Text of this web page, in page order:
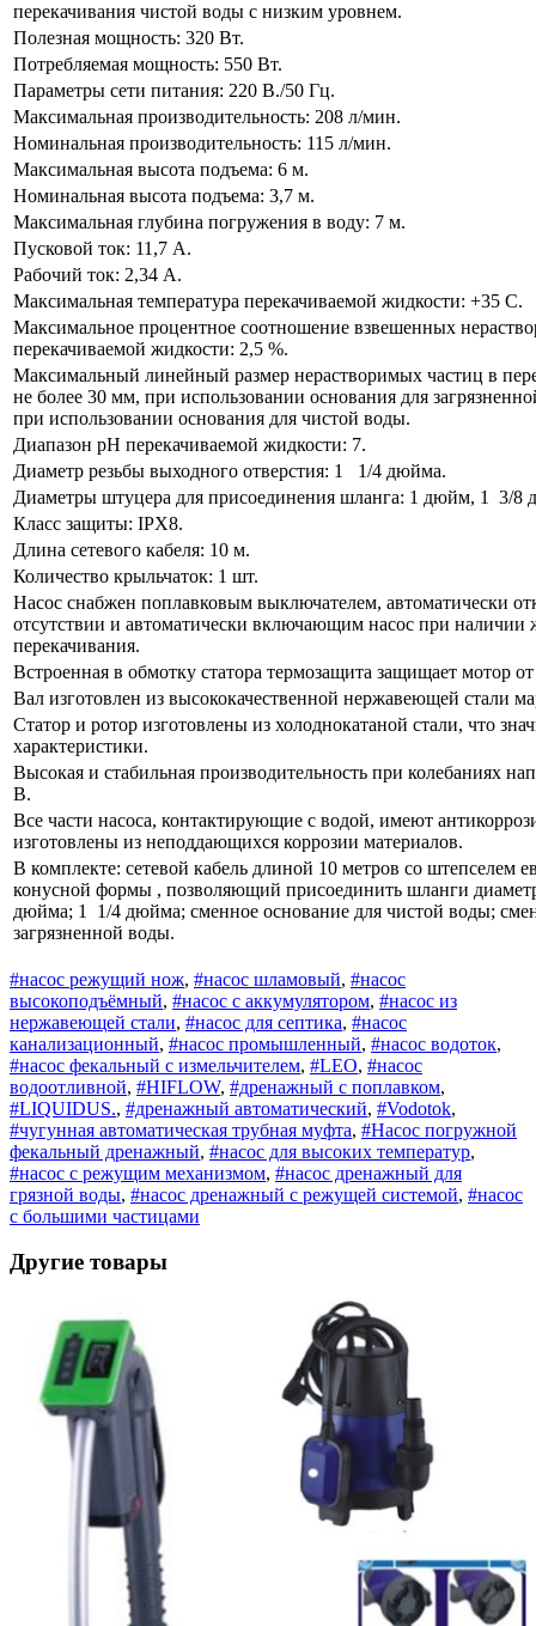
перекачивания чистой воды с низким уровнем.
Полезная мощность: 320 Вт.
Потребляемая мощность: 550 Вт.
Параметры сети питания: 220 В./50 Гц.
Максимальная производительность: 208 л/мин.
Номинальная производительность: 115 л/мин.
Максимальная высота подъема: 6 м.
Номинальная высота подъема: 3,7 м.
Максимальная глубина погружения в воду: 7 м.
Пусковой ток: 11,7 А.
Рабочий ток: 2,34 А.
Максимальная температура перекачиваемой жидкости: +35 С.
Максимальное процентное соотношение взвешенных
перекачиваемой жидкости: 2,5 %.
Максимальный линейный размер нерастворимых частиц в
не более 30 мм, при использовании основания для
при использовании основания для чистой воды.
Диапазон рН перекачиваемой жидкости: 7.
Диаметр резьбы выходного отверстия: 1 1/4 дюйма.
Диаметры штуцера для присоединения шланга: 1 дюйм, 1 3/
Класс защиты: IPХ8.
Длина сетевого кабеля: 10 м.
Количество крыльчаток: 1 шт.
Насос снабжен поплавковым выключателем, автоматически
отсутствии и автоматически включающим насос при наличии
перекачивания.
Встроенная в обмотку статора термозащита защищает мотор от
Вал изготовлен из высококачественной нержавеющей стали
Статор и ротор изготовлены из холоднокатаной стали, что
характеристики.
Высокая и стабильная производительность при колебаниях
В.
Все части насоса, контактирующие с водой, имеют
изготовлены из неподдающихся коррозии материалов.
В комплекте: сетевой кабель длиной 10 метров со штепселем
конусной формы , позволяющий присоединить шланги
дюйма; 1 1/4 дюйма; сменное основание для чистой воды;
загрязненной воды.
#насос режущий нож, #насос шламовый, #насос
высокоподъёмный, #насос с аккумулятором, #насос из
нержавеющей стали, #насос для септика, #насос
канализационный, #насос промышленный, #насос водоток,
#насос фекальный с измельчителем, #LEO, #насос
водоотливной, #HIFLOW, #дренажный с поплавком,
#LIQUIDUS., #дренажный автоматический, #Vodotok,
#чугунная автоматическая трубная муфта, #Насос погружной
фекальный дренажный, #насос для высоких температур,
#насос с режущим механизмом, #насос дренажный для
грязной воды, #насос дренажный с режущей системой, #насос
с большими частицами
Другие товары